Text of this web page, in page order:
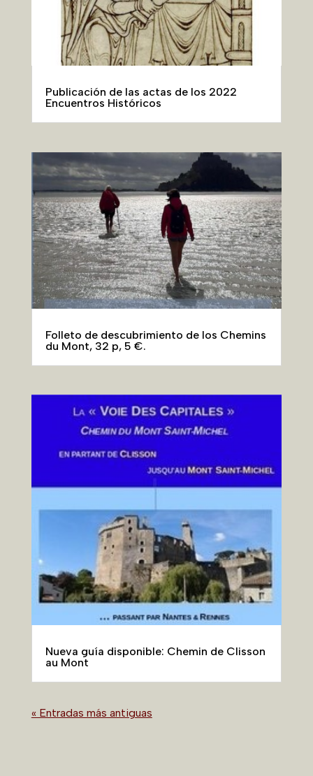
Publicación de las actas de los 2022
Encuentros Históricos
Folleto de descubrimiento de los Chemins
du Mont, 32 p, 5 €.
Nueva guía disponible: Chemin de Clisson
au Mont
« Entradas más antiguas